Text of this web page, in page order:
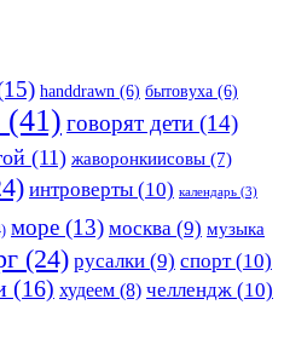
handdrawn (6) бытовуха (6)
(41) говорят дети (14)
(11) жаворонкиисовы (7)
интроверты (10) календарь (3)
море (13) москва (9) музыка
(24) русалки (9) спорт(10)
(16) худеем (8) челлендж (10)